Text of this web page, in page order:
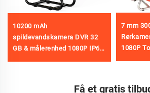
10200 mAh
spildevandskamera DVR 32
GB & målerenhed 1080P IP68
7 mm
1080P
Få et gratis